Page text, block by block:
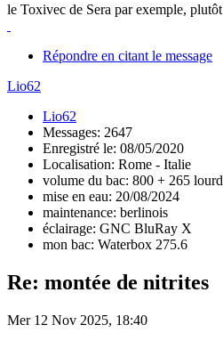
le Toxivec de Sera par exemple,
Répondre en citant le message
Lio62
Lio62
Messages: 2647
Enregistré le: 08/05/2020
Localisation: Rome - Italie
volume du bac: 800 + 265 lourd
mise en eau: 20/08/2024
maintenance: berlinois
éclairage: GNC BluRay X
mon bac: Waterbox 275.6
Re: montée de nitrites
Mer 12 Nov 2025, 18:40